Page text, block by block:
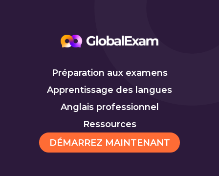
Préparation aux examens
Apprentissage des langues
Anglais professionnel
Ressources
DÉMARREZ MAINTENANT